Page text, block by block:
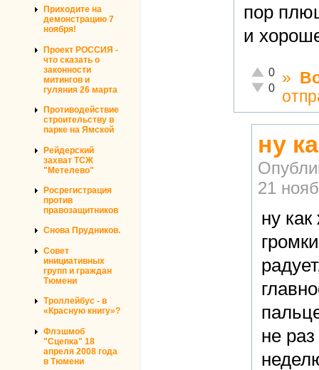
Приходите на
демонстрацию 7
ноября!
Проект РОССИЯ -
что сказать о
законности
митингов и
гуляния 26 марта
Противодействие
строительству в
парке на Ямской
Рейдерский
захват ТСЖ
"Метелево"
Росрегистрация
против
правозащитников
Снова Прудников.
Совет
инициативных
групп и граждан
Тюмени
Троллейбус - в
«Красную книгу»?
Флэшмоб
"Сцепка" 18
апреля 2008 года
в Тюмени
пор
и
Отлично!
0
Неадекватно!
0
»
ну
21
ну
не